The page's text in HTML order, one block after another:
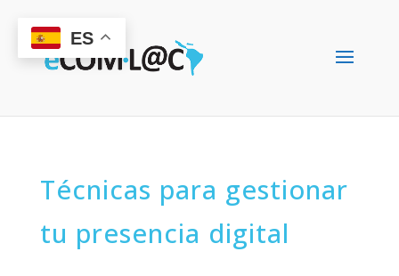
Técnicas para gestionar
tu presencia digital
ES